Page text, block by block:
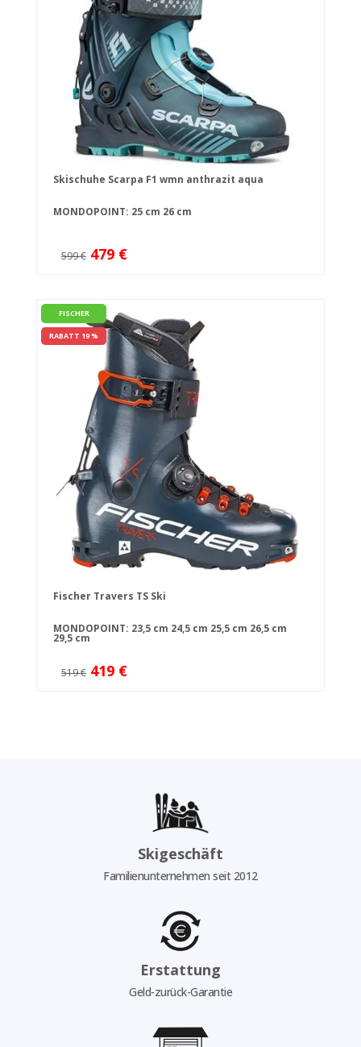
Skischuhe Scarpa F1 wmn anthrazit aqua
MONDOPOINT: 25 cm 26 cm
599 € 479 €
FISCHER
RABATT 19 %
Fischer Travers TS Ski
MONDOPOINT: 23,5 cm 24,5 cm 25,5 cm 26,5 cm
29,5 cm
519 € 419 €
Skigeschäft
Familienunternehmen seit 2012
Erstattung
Geld-zurück-Garantie